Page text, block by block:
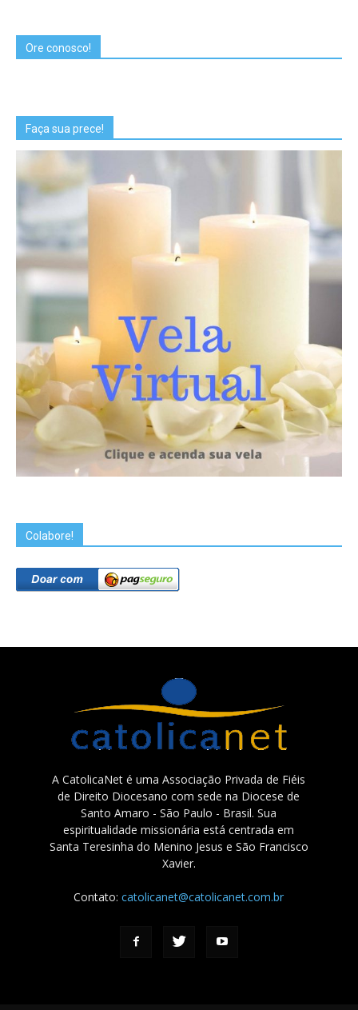
Ore conosco!
Faça sua prece!
Colabore!
A CatolicaNet é uma Associação Privada de Fiéis
de Direito Diocesano com sede na Diocese de
Santo Amaro - São Paulo - Brasil. Sua
espiritualidade missionária está centrada em
Santa Teresinha do Menino Jesus e São Francisco
Xavier.
Contato:catolicanet@catolicanet.com.br